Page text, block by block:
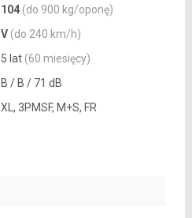
104 (do 900 kg/oponę)
V (do 240 km/h)
5 lat (60 miesięcy)
B / B / 71 dB
XL, 3PMSF, M+S, FR